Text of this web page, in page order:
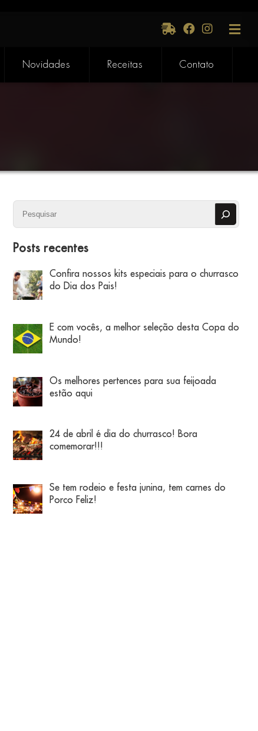
Novidades Receitas Contato
Pesquisar
Posts recentes
Confira nossos kits especiais para o churrasco
do Dia dos Pais!
E com vocês, a melhor seleção desta Copa do
Mundo!
Os melhores pertences para sua feijoada
estão aqui
24 de abril é dia do churrasco! Bora
comemorar!!!
Se tem rodeio e festa junina, tem carnes do
Porco Feliz!